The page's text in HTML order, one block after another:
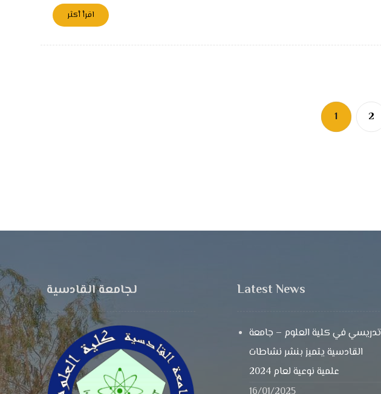
اقرأ أكثر
1 2
لجامعة القادسية Latest News
تدريسي في كلية العلوم – جامعة
القادسية يتميز بنشر نشاطات
علمية نوعية لعام 2024